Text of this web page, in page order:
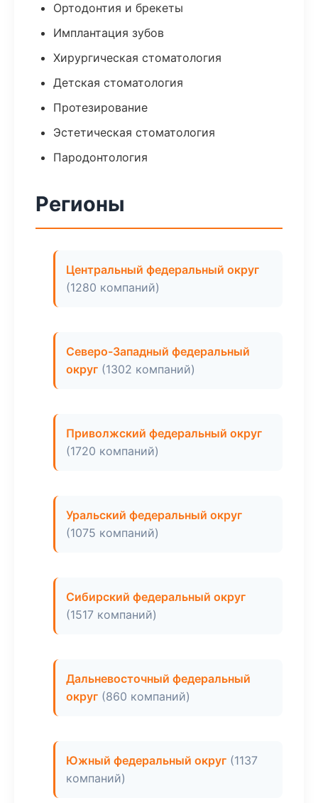
Ортодонтия и брекеты
Имплантация зубов
Хирургическая стоматология
Детская стоматология
Протезирование
Эстетическая стоматология
Пародонтология
Регионы
Центральный федеральный округ
(1280 компаний)
Северо-Западный федеральный
округ (1302 компаний)
Приволжский федеральный округ
(1720 компаний)
Уральский федеральный округ
(1075 компаний)
Сибирский федеральный округ
(1517 компаний)
Дальневосточный федеральный
округ (860 компаний)
Южный федеральный округ (1137
компаний)